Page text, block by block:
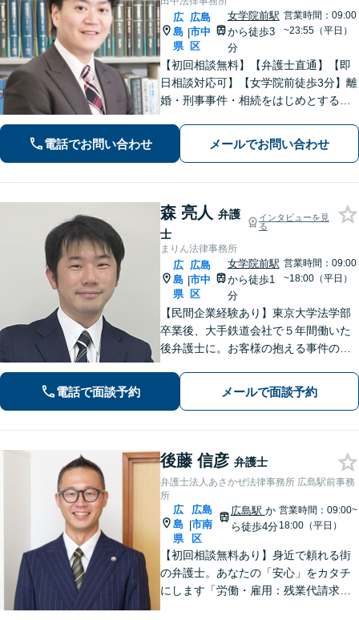
広
島
県
|
広島
市中
区
女学院前駅
から徒歩3
分
営業時間：09:00
~23:55（平日）
【初回相談無料】【弁護士直通】【即
日相談対応可】【女学院前徒歩3分】離
婚・刑事事件・相続をはじめとする身
ない真の問題解決を目指して誠実かつ
迅速な対応を致します。是非、お気軽
電話でお問い合わせ メールでお問い合わせ
森 亮人 弁護
士
インタビューを見
る
まりん法律事務所
広
島
県
|
広島
市中
区
女学院前駅
から徒歩1
分
営業時間：09:00
~18:00（平日）
【民間企業経験あり】東京大学法学部
卒業後、大手鉄道会社で５年間働いた
後弁護士に。お客様の抱える事件の本
出すのが得意です。逆に私からは、法
律用語を多用しない分かり易い説明を
電話で面談予約 メールで面談予約
後藤 信彦 弁護士
弁護士法人あさかぜ法律事務所 広島駅前事務
所
広
島
県
|
広島
市南
区
広島駅 か
ら徒歩4分
営業時間：09:00~
18:00（平日）
【初回相談無料あり】身近で頼れる街
の弁護士。あなたの「安心」をカタチ
にします「労働・雇用：残業代請求、